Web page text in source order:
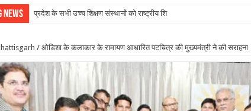
News प्रदेश के सभी उच्च शिक्षण संस्थानों को राष्ट्रीय शिक्षा नीति के अनुर
/ ओडिशा के कलाकार के रामायण आधारित पटचित्र की मुख्यमंत्री ने की सराहना